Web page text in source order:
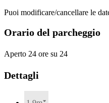
Puoi modificare/cancellare le
Orario del parcheggio
Aperto 24 ore su 24
Dettagli